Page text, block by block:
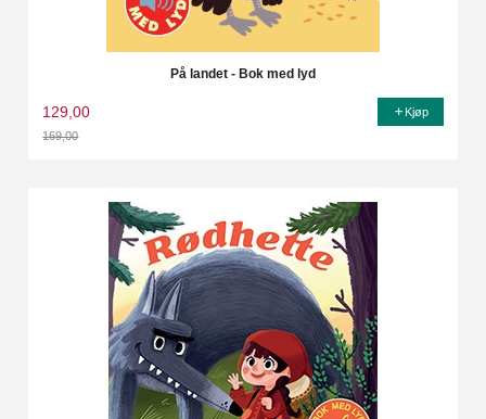
På landet - Bok med lyd
129,00
169,00
Kjøp